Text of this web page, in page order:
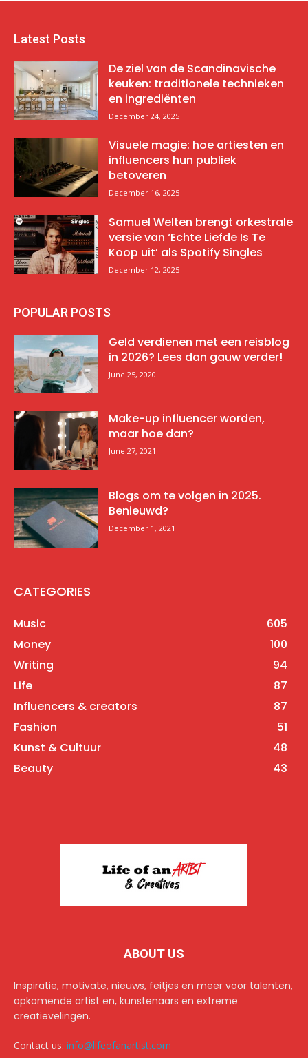
Latest Posts
De ziel van de Scandinavische
keuken: traditionele technieken
en ingrediënten
December 24, 2025
Visuele magie: hoe artiesten en
influencers hun publiek
betoveren
December 16, 2025
Samuel Welten brengt orkestrale
versie van ‘Echte Liefde Is Te
Koop uit’ als Spotify Singles
December 12, 2025
POPULAR POSTS
Geld verdienen met een reisblog
in 2026? Lees dan gauw verder!
June 25, 2020
Make-up influencer worden,
maar hoe dan?
June 27, 2021
Blogs om te volgen in 2025.
Benieuwd?
December 1, 2021
CATEGORIES
Music
605
Money
100
Writing
94
Life
87
Influencers & creators
87
Fashion
51
Kunst & Cultuur
48
Beauty
43
ABOUT US
Inspiratie, motivate, nieuws, feitjes en meer voor talenten,
opkomende artist en, kunstenaars en extreme
creatievelingen.
Contact us: info@lifeofanartist.com